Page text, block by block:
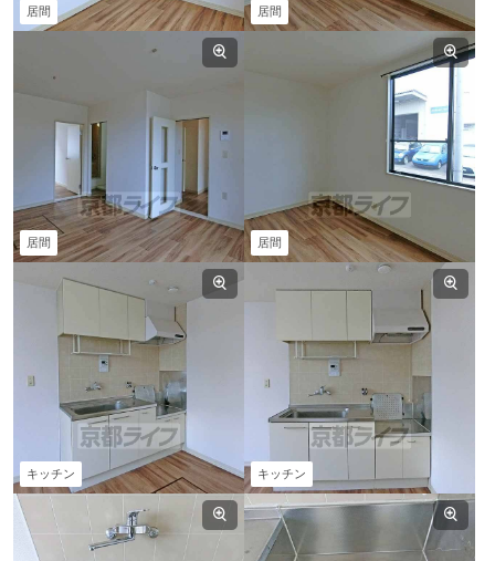
居間 居間
居間 居間
キッチン キッチン